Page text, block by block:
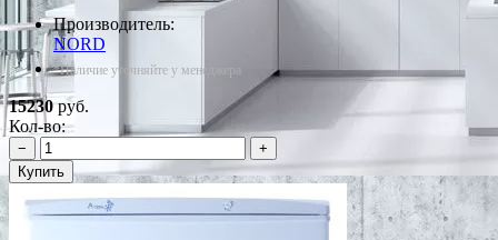
Производитель:
NORD
*Наличие уточняйте у менеджера
15230руб.
Кол-во:
−
+
Купить